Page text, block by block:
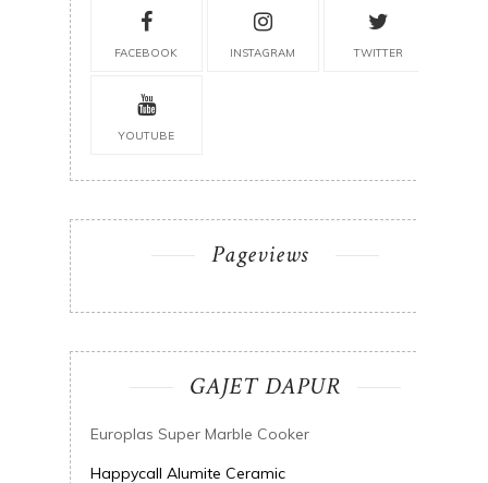
FACEBOOK INSTAGRAM TWITTER
YOUTUBE
Pageviews
GAJET DAPUR
Europlas Super Marble Cooker
Happycall Alumite Ceramic